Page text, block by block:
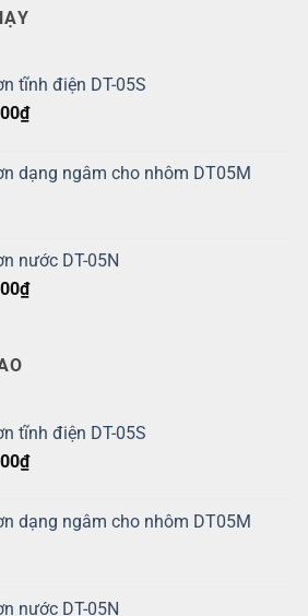
tĩnh điện DT-05S
₫
dạng ngâm cho nhôm DT05M
nước DT-05N
₫
tĩnh điện DT-05S
₫
dạng ngâm cho nhôm DT05M
nước DT-05N